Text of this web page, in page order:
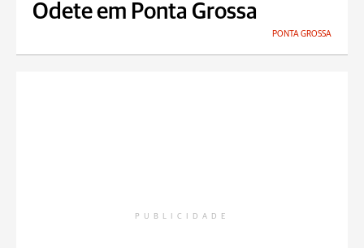
Odete em Ponta Grossa
PONTA GROSSA
PUBLICIDADE